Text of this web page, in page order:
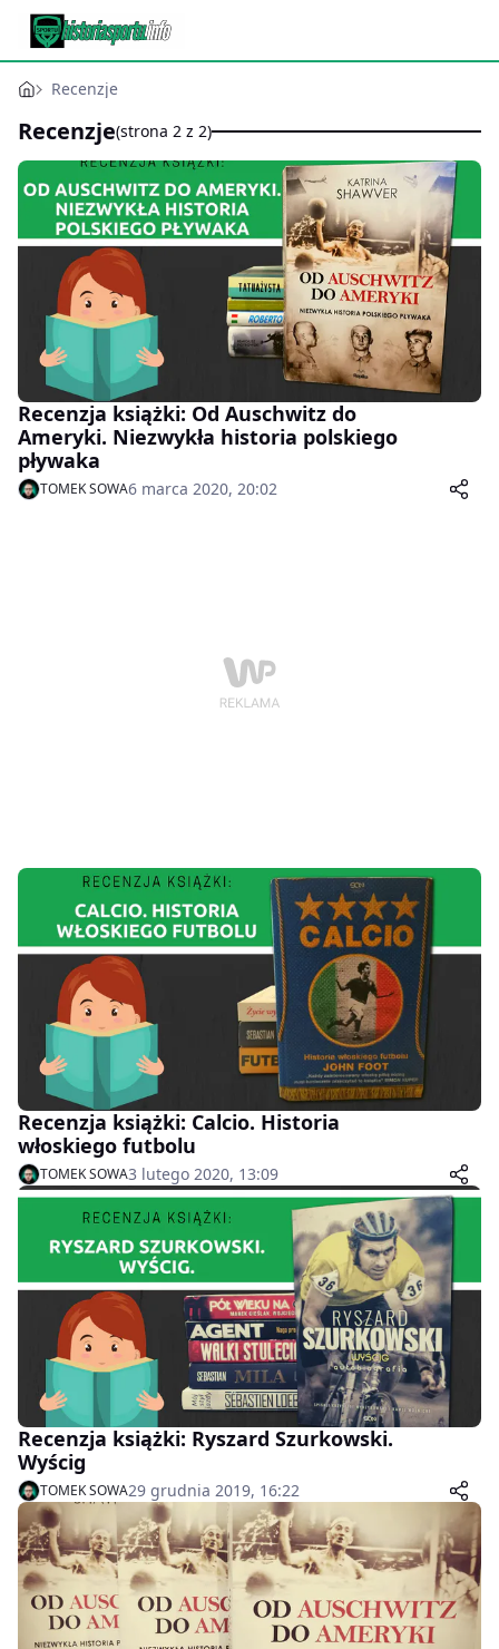
Recenzje
Recenzje(strona 2 z 2)
Recenzja książki: Od Auschwitz do
Ameryki. Niezwykła historia polskiego
pływaka
TOMEK SOWA6 marca 2020, 20:02
Recenzja książki: Calcio. Historia
włoskiego futbolu
TOMEK SOWA3 lutego 2020, 13:09
Recenzja książki: Ryszard Szurkowski.
Wyścig
TOMEK SOWA29 grudnia 2019, 16:22